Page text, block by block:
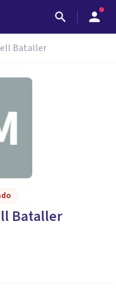
Bataller
Bataller